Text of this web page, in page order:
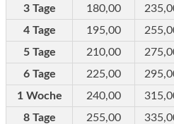
3 Tage
180,00
4 Tage
195,00
5 Tage
210,00
6 Tage
225,00
1 Woche
240,00
8 Tage
255,00